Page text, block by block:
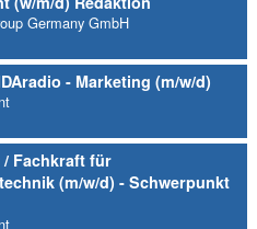
Germany GmbH
- Marketing (m/w/d)
/ Fachkraft für
(m/w/d) - Schwerpunkt